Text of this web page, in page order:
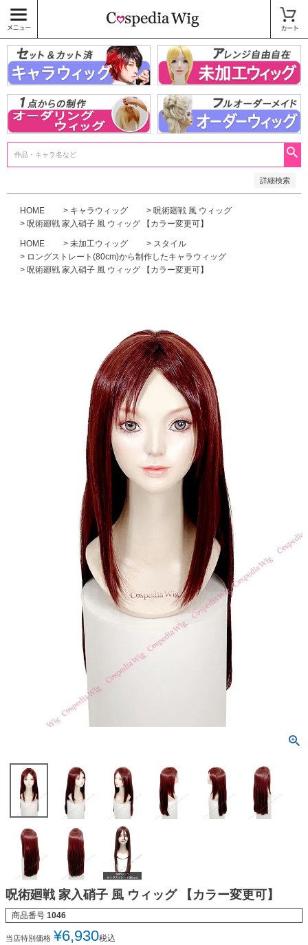
詳細検索
〜
商品タグ
キャラウィッグ
未加工ウィッグ
ベースウィッグ
衣装
SALE中
HOME キャラウィッグ
呪術廻戦 風 ウィッグ
呪術廻戦 家入硝子 風 ウィッグ 【カラー変更可】
HOME 未加工ウィッグ
スタイル
ロングストレート(80cm)から制作したキャラウィッグ
呪術廻戦 家入硝子 風 ウィッグ 【カラー変更可】
呪術廻戦 家入硝子 風 ウィッグ 【カラー変更可】
商品番号 1046
当店特別価格 ¥6,930税込